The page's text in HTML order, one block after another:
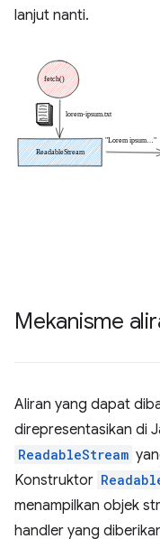
lanjut nanti.
Mekanisme
Aliran yang dapat
direpresentasikan di
ReadableStream
Konstruktor
menampilkan objek
handler yang